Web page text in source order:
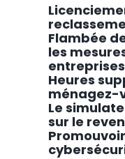
Flambée
les
entreprises
Heures
ménagez-
Le
sur le